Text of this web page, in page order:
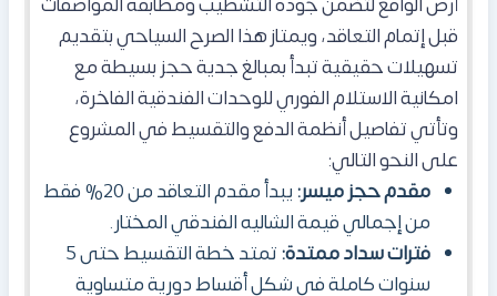
قبل إتمام التعاقد، ويمتاز هذا الصرح السياحي بتقديم
تسهيلات حقيقية تبدأ بمبالغ جدية حجز بسيطة مع
امكانية الاستلام الفوري للوحدات الفندقية الفاخرة،
وتأتي تفاصيل أنظمة الدفع والتقسيط في المشروع
على النحو التالي:
مقدم حجز ميسر:
يبدأ مقدم التعاقد من 20% فقط
من إجمالي قيمة الشاليه الفندقي المختار.
فترات سداد ممتدة:
تمتد خطة التقسيط حتى 5
سنوات كاملة في شكل أقساط دورية متساوية